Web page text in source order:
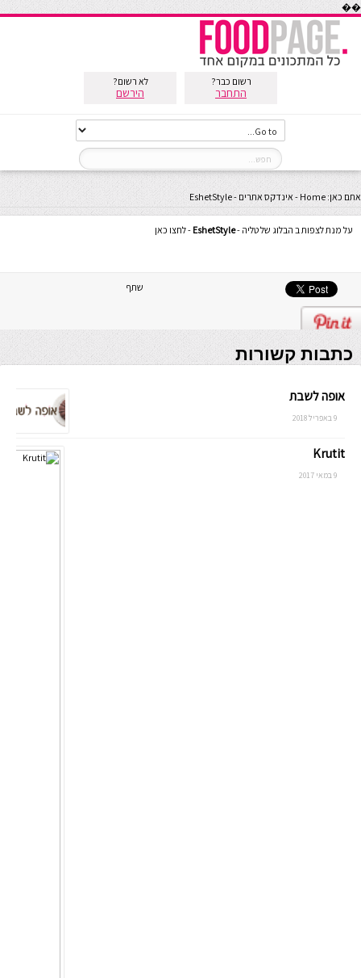
��
רשום כבר?
התחבר
לא רשום?
הירשם
אתם כאן: Home
- אינדקס אתרים -
EshetStyle
על מנת לצפות ב הבלוג של טליה -EshetStyle - לחצו כאן
שתף
כתבות קשורות
אופה לשבת
9 באפריל 2018
Krutit
9 במאי 2017